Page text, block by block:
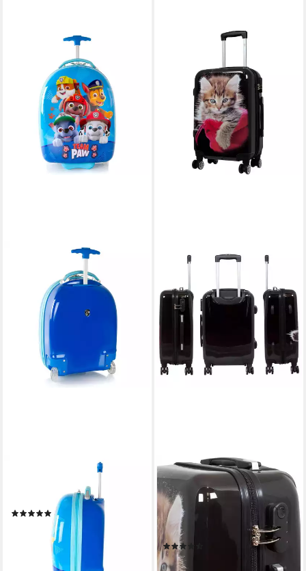
Kinderkoffer Kids, 2 Rollen,
Polycarbonat
(1)
lieferbar - in 2-3 Werktagen bei dir
TRENDYSHOP365
Hartschalen-Trolley Katze,
Reisekoffer bunt mit Tier-
Motiv, 3 Größen,
Zahlenschloss, Polycarbonat,
Dehnfalte
ab 54,90 € 69,90 €